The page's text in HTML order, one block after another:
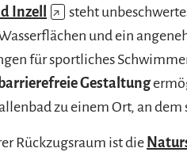
Inzell ↗ steht
und ein
für sportliches
barrierefreie Gestaltung
zu einem Ort, an
Rückzugsraum ist die